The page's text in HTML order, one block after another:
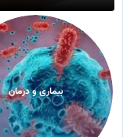
بیماری و درمان